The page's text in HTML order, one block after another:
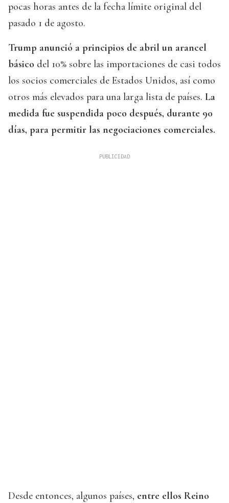
pocas horas antes de la fecha límite original del
pasado 1 de agosto.
Trump anunció a principios de abril un arancel
básico del 10% sobre las importaciones de casi todos
los socios comerciales de Estados Unidos, así como
otros más elevados para una larga lista de países. La
medida fue suspendida poco después, durante 90
días, para permitir las negociaciones comerciales.
Desde entonces, algunos países, entre ellos Reino